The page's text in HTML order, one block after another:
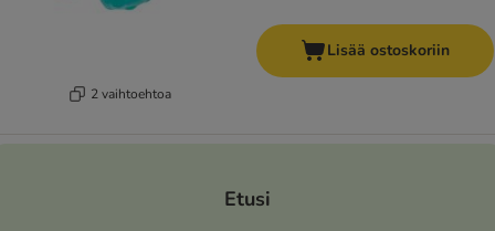
2 vaihtoehtoa
Lisää ostoskoriin
Etusi